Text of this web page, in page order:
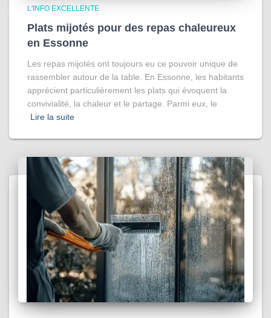
L'INFO EXCELLENTE
Plats mijotés pour des repas chaleureux
en Essonne
Les repas mijotés ont toujours eu ce pouvoir unique de
rassembler autour de la table. En Essonne, les habitants
apprécient particulièrement les plats qui évoquent la
convivialité, la chaleur et le partage. Parmi eux, le
Lire la suite